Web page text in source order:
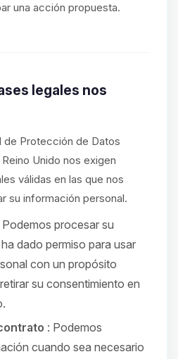
una acción propuesta.
legales nos
de Protección de Datos
Unido nos exigen
válidas en las que nos
su información personal.
Podemos procesar su
dado permiso para usar
con un propósito
su consentimiento en
: Podemos
cuando sea necesario